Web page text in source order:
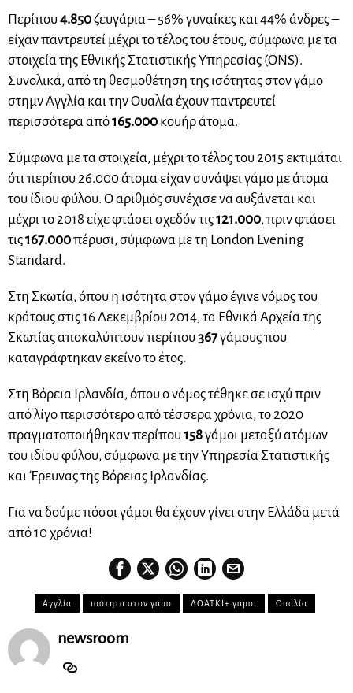
Περίπου4.850ζευγάρια – 56% γυναίκες και 44% άνδρες –
είχαν παντρευτεί μέχρι το τέλος του έτους, σύμφωνα με τα
στοιχεία της Εθνικής Στατιστικής Υπηρεσίας (ONS).
Συνολικά, από τη θεσμοθέτηση της ισότητας στον γάμο
στημν Αγγλία και την Ουαλία έχουν παντρευτεί
περισσότερα από165.000 κουήρ άτομα.
Σύμφωνα με τα στοιχεία, μέχρι το τέλος του 2015 εκτιμάται
ότι περίπου 26.000 άτομα είχαν συνάψει γάμο με άτομα
του ίδιου φύλου. Ο αριθμός συνέχισε να αυξάνεται και
μέχρι το 2018 είχε φτάσει σχεδόν τις121.000, πριν φτάσει
τις167.000πέρυσι, σύμφωνα με τη London Evening
Standard.
Στη Σκωτία, όπου η ισότητα στον γάμο έγινε νόμος του
κράτους στις 16 Δεκεμβρίου 2014, τα Εθνικά Αρχεία της
Σκωτίας αποκαλύπτουν περίπου367γάμους που
καταγράφτηκαν εκείνο το έτος.
Στη Βόρεια Ιρλανδία, όπου ο νόμος τέθηκε σε ισχύ πριν
από λίγο περισσότερο από τέσσερα χρόνια, το 2020
πραγματοποιήθηκαν περίπου158γάμοι μεταξύ ατόμων
του ιδίου φύλου, σύμφωνα με την Υπηρεσία Στατιστικής
και Έρευνας της Βόρειας Ιρλανδίας.
Για να δούμε πόσοι γάμοι θα έχουν γίνει στην Ελλάδα μετά
από 10 χρόνια!
Αγγλία ισότητα στον γάμο ΛΟΑΤΚΙ+ γάμοι Ουαλία
newsroom